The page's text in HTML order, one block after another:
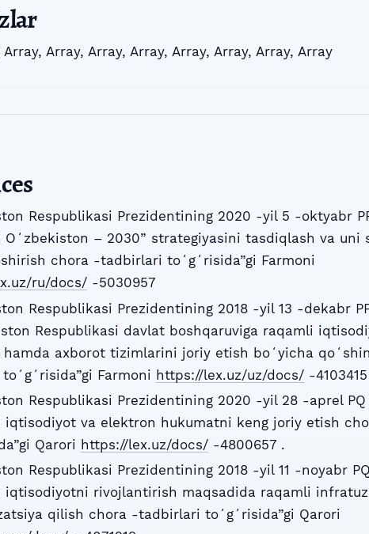
Array, Array, Array, Array, Array, Array, Array, Array
Respublikasi Prezidentining 2020 -yil 5 -oktyabr
Oʻzbekiston – 2030” strategiyasini tasdiqlash va uni
chora -tadbirlari toʻgʻrisida”gi Farmoni
ru/docs/-5030957
Respublikasi Prezidentining 2018 -yil 13 -dekabr
Respublikasi davlat boshqaruviga raqamli
hamda axborot tizimlarini joriy etish boʻyicha
Farmoni https://lex.uz/uz/docs/-4103415
Respublikasi Prezidentining 2020 -yil 28 -aprel
iqtisodiyot va elektron hukumatni keng joriy etish
Qarori https://lex.uz/docs/-4800657 .
Respublikasi Prezidentining 2018 -yil 11 -noyabr
iqtisodiyotni rivojlantirish maqsadida raqamli
qilish chora -tadbirlari toʻgʻrisida”gi Qarori